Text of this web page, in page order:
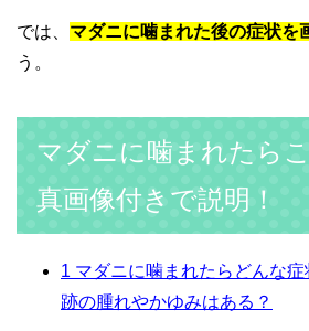
では、 マダニに噛まれた後の症状を
う。
マダニに噛まれたら
真画像付きで説明！
1 マダニに噛まれたらどんな
跡の腫れやかゆみはある？